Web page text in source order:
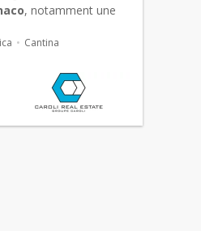
, notamment une
Cantina